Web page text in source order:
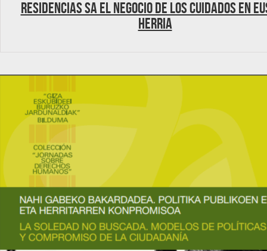
Residencias SA El negocio de los cuidados en
Herria